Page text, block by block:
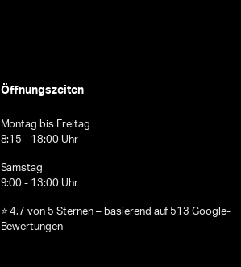
Öffnungszeiten
Montag bis Freitag
8:15 - 18:00 Uhr
Samstag
9:00 - 13:00 Uhr
⭐ 4,7 von 5 Sternen – basierend auf 513 Google-
Bewertungen